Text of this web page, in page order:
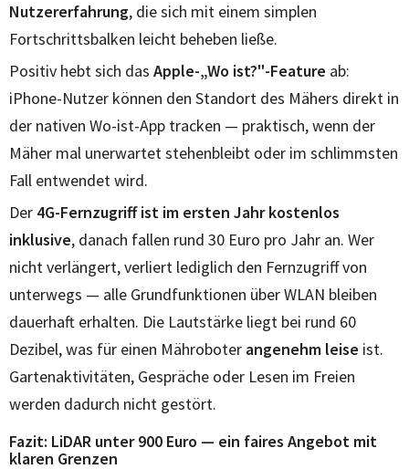
Nutzererfahrung, die sich mit einem simplen
Fortschrittsbalken leicht beheben ließe.
Positiv hebt sich das Apple-„Wo ist?"-Feature ab:
iPhone-Nutzer können den Standort des Mähers direkt in
der nativen Wo-ist-App tracken — praktisch, wenn der
Mäher mal unerwartet stehenbleibt oder im schlimmsten
Fall entwendet wird.
Der 4G-Fernzugriff ist im ersten Jahr kostenlos
inklusive, danach fallen rund 30 Euro pro Jahr an. Wer
nicht verlängert, verliert lediglich den Fernzugriff von
unterwegs — alle Grundfunktionen über WLAN bleiben
dauerhaft erhalten. Die Lautstärke liegt bei rund 60
Dezibel, was für einen Mähroboter angenehm leise ist.
Gartenaktivitäten, Gespräche oder Lesen im Freien
werden dadurch nicht gestört.
Fazit: LiDAR unter 900 Euro — ein faires Angebot mit
klaren Grenzen